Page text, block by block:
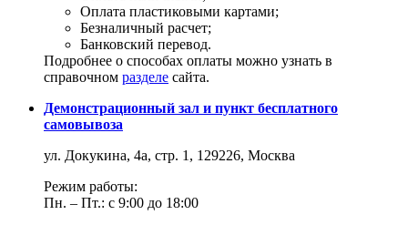
Оплата пластиковыми картами;
Безналичный расчет;
Банковский перевод.
Подробнее о способах оплаты можно узнать в
справочном разделе сайта.
Демонстрационный зал и пункт бесплатного
самовывоза
ул. Докукина, 4а, стр. 1, 129226, Москва
Режим работы:
Пн. – Пт.: с 9:00 до 18:00